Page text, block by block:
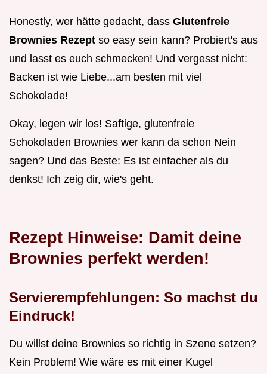
Honestly, wer hätte gedacht, dass Glutenfreie
Brownies Rezept so easy sein kann? Probiert's aus
und lasst es euch schmecken! Und vergesst nicht:
Backen ist wie Liebe...am besten mit viel
Schokolade!
Okay, legen wir los! Saftige, glutenfreie
Schokoladen Brownies wer kann da schon Nein
sagen? Und das Beste: Es ist einfacher als du
denkst! Ich zeig dir, wie's geht.
Rezept Hinweise: Damit deine
Brownies perfekt werden!
Servierempfehlungen: So machst du
Eindruck!
Du willst deine Brownies so richtig in Szene setzen?
Kein Problem! Wie wäre es mit einer Kugel